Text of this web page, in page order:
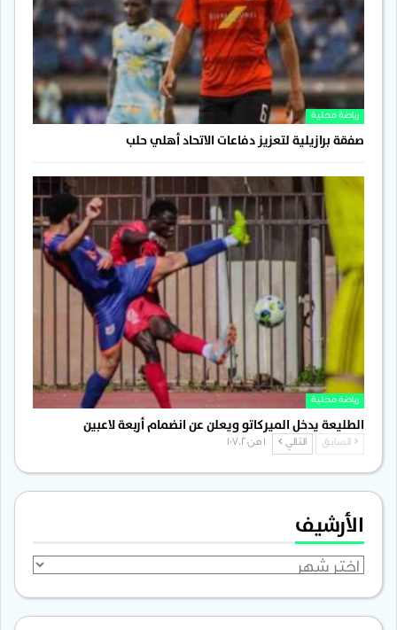
رياضة محلية
صفقة برازيلية لتعزيز دفاعات الاتحاد أهلي حلب
رياضة محلية
الطليعة يدخل الميركاتو ويعلن عن انضمام أربعة لاعبين
السابق التالي
الأرشيف
الأرشيف